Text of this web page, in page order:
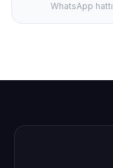
WhatsApp hattı